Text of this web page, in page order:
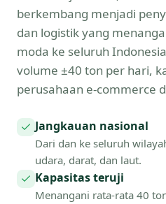
berkembang menjadi
dan logistik yang
moda ke seluruh
volume ±40 ton per hari,
perusahaan e-commerce
Jangkauan nasional
Dari dan ke seluruh
udara, darat, dan laut.
Kapasitas teruji
Menangani rata-rata 40